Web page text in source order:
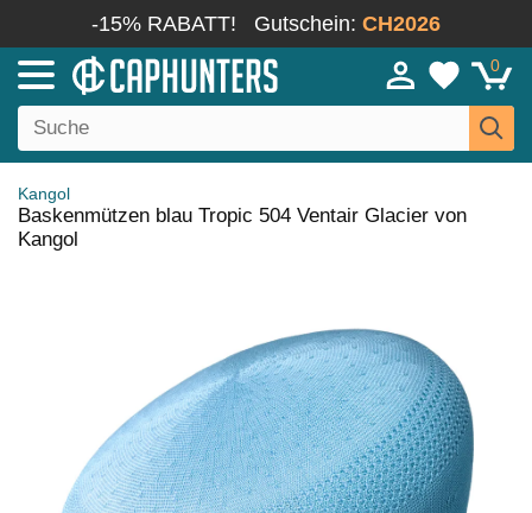
-15% RABATT! Gutschein: CH2026
0
Kangol
Baskenmützen blau Tropic 504 Ventair Glacier von
Kangol